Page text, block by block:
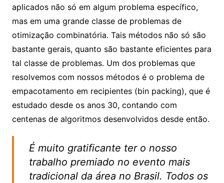
aplicados não só em algum problema específico,
mas em uma grande classe de problemas de
otimização combinatória. Tais métodos não só são
bastante gerais, quanto são bastante eficientes para
tal classe de problemas. Um dos problemas que
resolvemos com nossos métodos é o problema de
empacotamento em recipientes (bin packing), que é
estudado desde os anos 30, contando com
centenas de algoritmos desenvolvidos desde então.
É muito gratificante ter o nosso
trabalho premiado no evento mais
tradicional da área no Brasil. Todos os